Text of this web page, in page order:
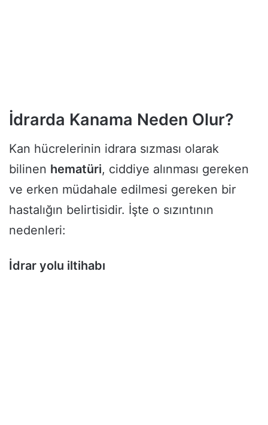
İdrarda Kanama Neden Olur?
Kan hücrelerinin idrara sızması olarak
bilinen hematüri, ciddiye alınması gereken
ve erken müdahale edilmesi gereken bir
hastalığın belirtisidir. İşte o sızıntının
nedenleri:
İdrar yolu iltihabı